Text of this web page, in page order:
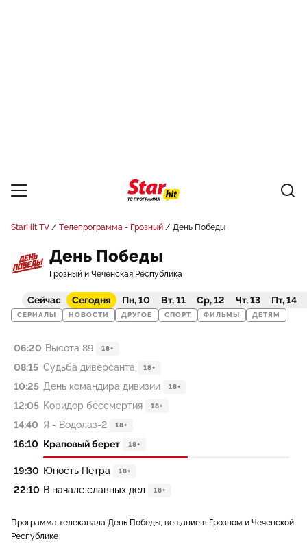
StarHit TV Телепрограмма - Грозный День Победы
День Победы
Грозный и Чеченская Республика
Сейчас Сегодня Пн, 10 Вт, 11 Ср, 12 Чт, 13 Пт, 14
СЕРИАЛЫ НОВОСТИ ДРУГОЕ СПОРТ ФИЛЬМЫ ДЕТЯМ
06:20 Высота 89 18+
08:15 Судьба диверсанта 18+
10:25 День командира дивизии 18+
12:05 Коридор бессмертия 18+
14:40 Я - Водолаз-2 18+
16:10 Краповый берет 18+
19:30 Юность Петра 18+
22:10 В начале славных дел 18+
Программа телеканала День Победы, вещание в Грозном и Чеченской
Республике